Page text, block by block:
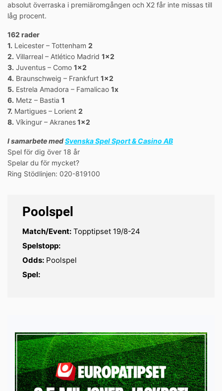
Poolspel
Match/Event: Topptipset 19/8-24
Spelstopp:
Odds: Poolspel
Spel:
absolut överraska i premiäromgången och X2 får inte missas till
låg procent.
162 rader
1. Leicester – Tottenham 2
2. Villarreal – Atlético Madrid 1×2
3. Juventus – Como 1×2
4. Braunschweig – Frankfurt 1×2
5. Estrela Amadora – Famalicao 1x
6. Metz – Bastia 1
7. Martigues – Lorient 2
8. Víkingur – Akranes1×2
I samarbete medSvenska Spel Sport & Casino AB
Spel för dig över 18 år
Spelar du för mycket?
Ring Stödlinjen: 020-819100